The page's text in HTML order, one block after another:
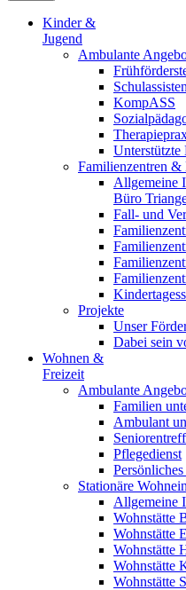
Kinder &
Jugend
Ambulante
KompASS
Familienzentren &
Allgemeine
Büro
Fall- und
Projekte
Unser
Dabei sein
Wohnen &
Freizeit
Ambulante
Familien
Ambulant
Seniorentreff
Pflegedienst
Stationäre
Allgemeine
Wohnstätte
Wohnstätte
Wohnstätte
Wohnstätte
Wohnstätte